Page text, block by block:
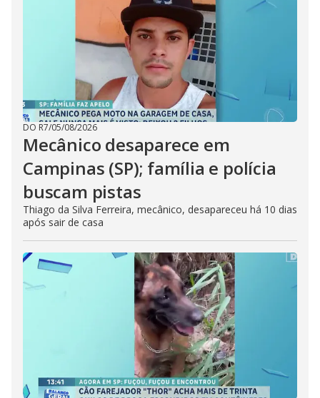
DO R7/05/08/2026
Mecânico desaparece em
Campinas (SP); família e polícia
buscam pistas
Thiago da Silva Ferreira, mecânico, desapareceu há 10 dias
após sair de casa